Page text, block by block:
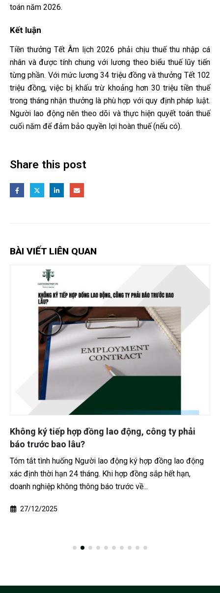
toán năm 2026.
Kết luận
Tiền thưởng Tết Âm lịch 2026 phải chịu thuế thu nhập cá
nhân và được tính chung với lương theo biểu thuế lũy tiến
từng phần. Với mức lương 34 triệu đồng và thưởng Tết 102
triệu đồng, việc bị khấu trừ khoảng hơn 30 triệu tiền thuế
trong tháng nhận thưởng là phù hợp với quy định pháp luật.
Người lao động nên theo dõi và thực hiện quyết toán thuế
cuối năm để đảm bảo quyền lợi hoàn thuế (nếu có).
Share this post
BÀI VIẾT LIÊN QUAN
Không ký tiếp hợp đồng lao động, công ty phải
báo trước bao lâu?
Tóm tắt tình huống Người lao động ký hợp đồng lao động
xác định thời hạn 24 tháng. Khi hợp đồng sắp hết hạn,
doanh nghiệp không thông báo trước về...
27/12/2025